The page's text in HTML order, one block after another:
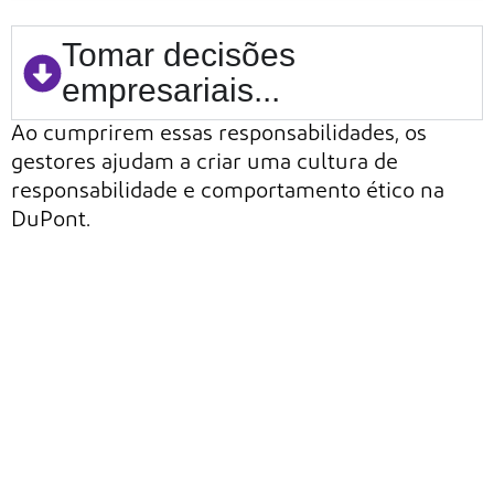
Tomar decisões
empresariais...
Ao cumprirem essas responsabilidades, os
gestores ajudam a criar uma cultura de
responsabilidade e comportamento ético na
DuPont.